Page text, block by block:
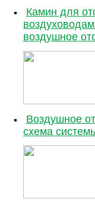
Камин для
воздушное
Воздушное
схема